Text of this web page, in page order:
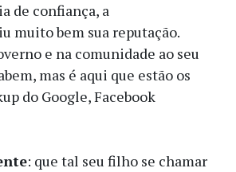
de confiança, a
muito bem sua reputação.
e na comunidade ao seu
mas é aqui que estão os
do Google, Facebook
: que tal seu filho se chamar